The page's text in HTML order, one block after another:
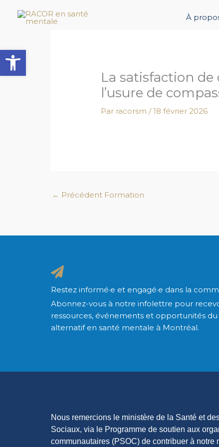
À
La satisfaction
l’usure de
Par racorsm/18 février 2026
← Précédent Formation
Restez informé·e et engagé·e dans la
Abonnez-vous à notre infolettre pour
ressources, événements et opportunités
alternatif en santé mentale à Montréal.
Nous remercions le ministère de la Santé et
Sociaux, via le Programme de soutien aux
communautaires (PSOC) de contribuer à notre
Ouvrir la barre d’outils